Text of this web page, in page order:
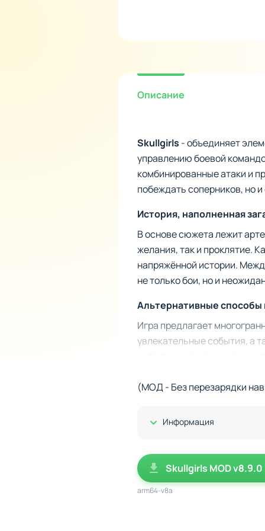
Описание
Skullgirls - объединяет
управлению боевой
комбинированные атаки и
побеждать соперников, но
История, наполненная
В основе сюжета лежит
желания, так и проклятие.
напряжённой истории.
не только бои, но и
Альтернативные способы
Игра предлагает
увлекательные события, а
(МОД - Без перезарядки
Показать/Скрыть
Информация
Skullgirls MOD v8.9.0
arm64-v8a